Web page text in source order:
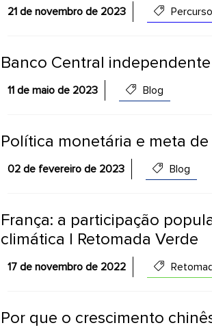
21 de novembro de 2023
Banco Central independente
11 de maio de 2023 Blog
Política monetária e meta
02 de fevereiro de 2023 Blog
França: a participação
climática | Retomada Verde
17 de novembro de 2022
Por que o crescimento